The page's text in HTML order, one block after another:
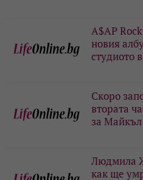
A$AP
новия
студиото
Скоро
втората
за
Людмила
как ще